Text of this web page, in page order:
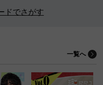
ドでさがす
一覧へ